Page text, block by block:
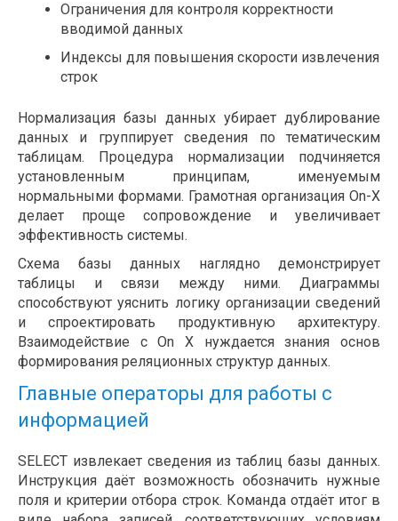
Ограничения для контроля корректности
вводимой данных
Индексы для повышения скорости извлечения
строк
Нормализация базы данных убирает дублирование
данных и группирует сведения по тематическим
таблицам. Процедура нормализации подчиняется
установленным принципам, именуемым
нормальными формами. Грамотная организация On-X
делает проще сопровождение и увеличивает
эффективность системы.
Схема базы данных наглядно демонстрирует
таблицы и связи между ними. Диаграммы
способствуют уяснить логику организации сведений
и спроектировать продуктивную архитектуру.
Взаимодействие с On X нуждается знания основ
формирования реляционных структур данных.
Главные операторы для работы с
информацией
SELECT извлекает сведения из таблиц базы данных.
Инструкция даёт возможность обозначить нужные
поля и критерии отбора строк. Команда отдаёт итог в